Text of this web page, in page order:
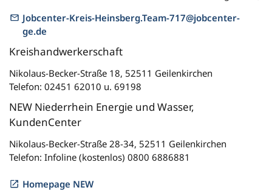
Jobcenter-Kreis-Heinsberg.Team-717@jobcenter-
ge.de
Kreishandwerkerschaft
Nikolaus-Becker-Straße 18, 52511 Geilenkirchen
Telefon: 02451 62010 u. 69198
NEW Niederrhein Energie und Wasser,
KundenCenter
Nikolaus-Becker-Straße 28-34, 52511 Geilenkirchen
Telefon: Infoline (kostenlos) 0800 6886881
Homepage NEW